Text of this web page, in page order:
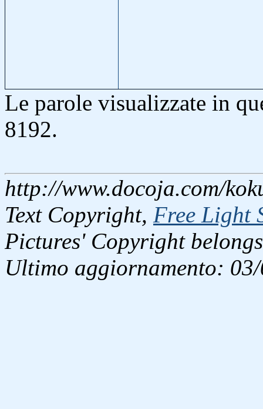
Le parole visualizzate in
8192.
http://www.docoja.com/
Text Copyright, Free Light
Pictures' Copyright
Ultimo aggiornamento: